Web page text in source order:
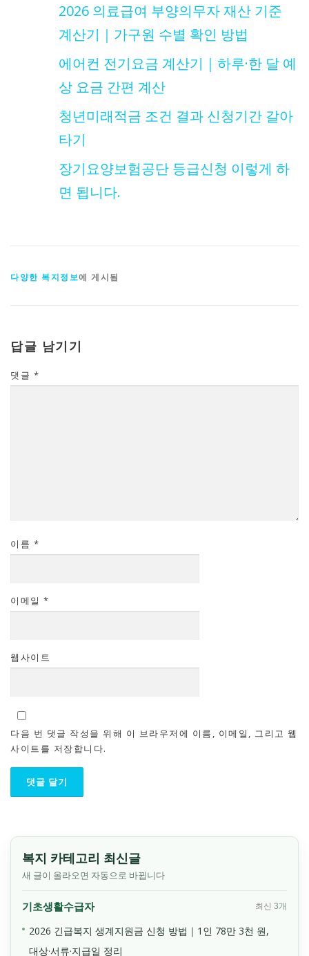
2026 의료급여 부양의무자 재산 기준
계산기｜가구원 수별 확인 방법
에어컨 전기요금 계산기｜하루·한 달 예
상 요금 간편 계산
청년미래적금 조건 결과 신청기간 갈아
타기
장기요양보험공단 등급신청 이렇게 하
면 됩니다.
다양한 복지정보에 게시됨
답글 남기기
댓글 *
이름 *
이메일 *
웹사이트
다음 번 댓글 작성을 위해 이 브라우저에 이름, 이메일, 그리고 웹
사이트를 저장합니다.
복지 카테고리 최신글
새 글이 올라오면 자동으로 바뀝니다
기초생활수급자 최신 3개
2026 긴급복지 생계지원금 신청 방법｜1인 78만 3천 원,
대상·서류·지급일 정리